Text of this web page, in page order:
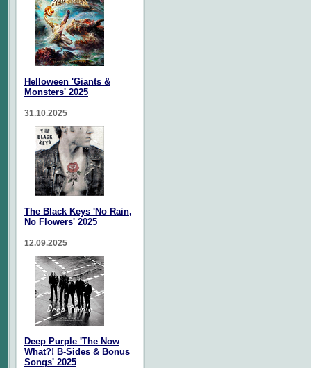
Helloween 'Giants &
Monsters' 2025
31.10.2025
The Black Keys 'No Rain,
No Flowers' 2025
12.09.2025
Deep Purple 'The Now
What?! B-Sides & Bonus
Songs' 2025